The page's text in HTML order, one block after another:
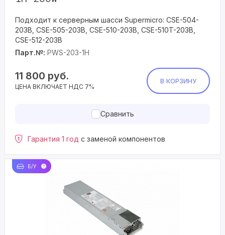
Подходит к серверным шасси Supermicro: CSE-504-
203B, CSE-505-203B, CSE-510-203B, CSE-510T-203B,
CSE-512-203B
Парт.№: PWS-203-1H
11 800 руб.
ЦЕНА ВКЛЮЧАЕТ НДС 7%
В КОРЗИНУ
Сравнить
Гарантия 1 год с заменой компонентов
Б/У